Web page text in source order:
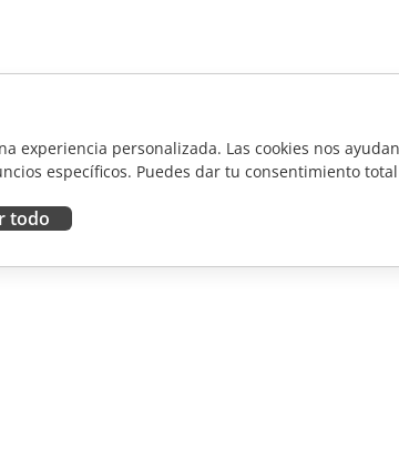
experiencia personalizada. Las cookies nos
específicos. Puedes dar tu consentimiento
todo